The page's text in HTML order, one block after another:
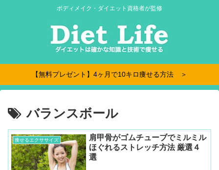
ボディメイク・ダイエット資格者が監修
【無料プレゼント】4ヶ月で10キロ痩せる方法 ＞
バランスボール
痩せるエクササイズ
肩甲骨がゴムチューブでミルミル
ほぐれるストレッチ方法 厳選４
選